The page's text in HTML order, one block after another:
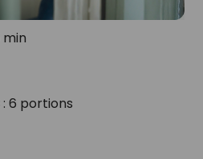
min
: 6 portions